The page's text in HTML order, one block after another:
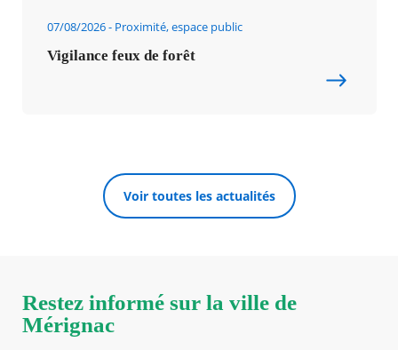
07/08/2026 Proximité, espace public
Vigilance feux de forêt
Voir toutes les actualités
Restez informé sur la ville de
Mérignac